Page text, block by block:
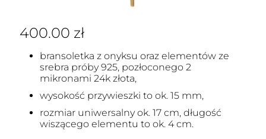
400.00 zł
bransoletka z onyksu oraz elementów ze
srebra próby 925, pozłoconego 2
mikronami 24k złota,
wysokość przywieszki to ok. 15 mm,
rozmiar uniwersalny ok. 17 cm, długość
wiszącego elementu to ok. 4 cm.